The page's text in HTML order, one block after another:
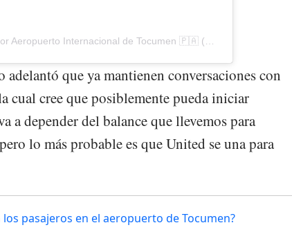
Una publicación compartida por Aeropuerto Internacional de Tocumen 🇵🇦 (@tocumenaero)
adelantó que ya mantienen conversaciones con
cual cree que posiblemente pueda iniciar
a depender del balance que llevemos para
lo más probable es que United se una para
pasajeros en el aeropuerto de Tocumen?